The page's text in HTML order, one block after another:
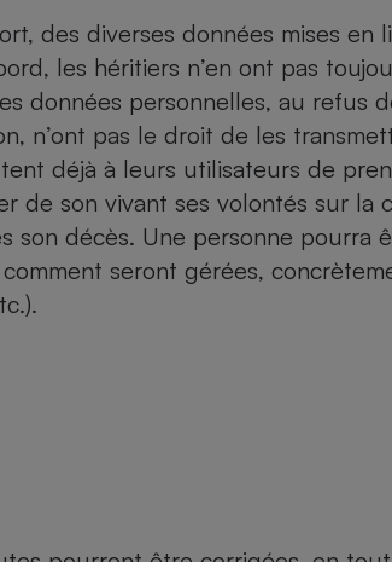
des diverses données mises en
les héritiers n’en ont pas
données personnelles, au refus
n’ont pas le droit de les
déjà à leurs utilisateurs de
de son vivant ses volontés sur la
son décès. Une personne pourra
seront gérées,
de cuisson à
induction
Four encastrable
mobile -
Appareil photo
numérique
électrique Électricité - Gaz
-
Ventilateur
Lessive